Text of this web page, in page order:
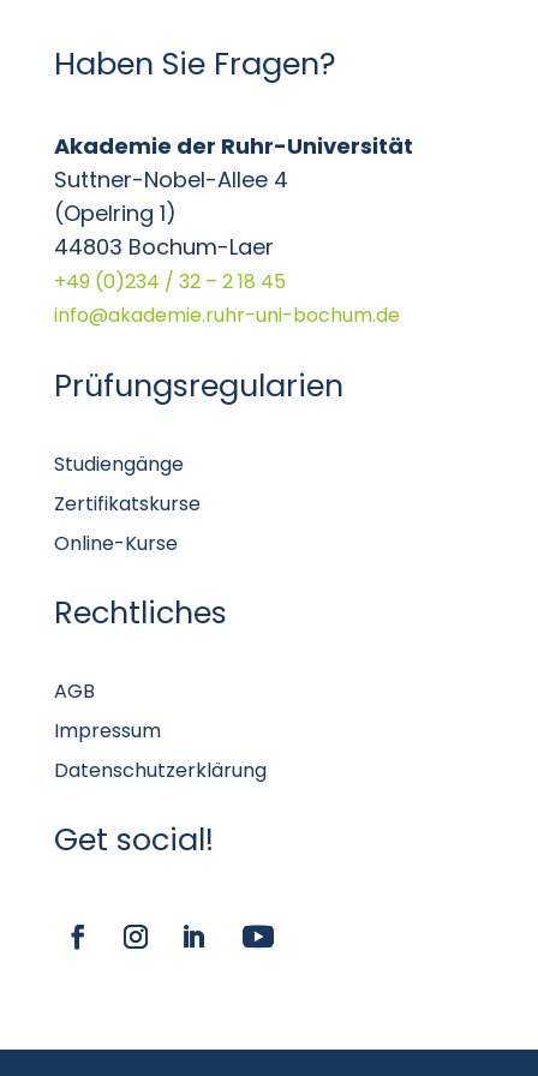
Haben Sie Fragen?
Akademie der Ruhr-Universität
Suttner-Nobel-Allee 4
(Opelring 1)
44803 Bochum-Laer
+49 (0)234 / 32 – 2 18 45
info@akademie.ruhr-uni-bochum.de
Prüfungsregularien
Studiengänge
Zertifikatskurse
Online-Kurse
Rechtliches
AGB
Impressum
Datenschutzerklärung
Get social!